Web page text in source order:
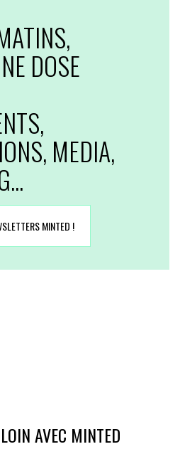
DOSE
MEDIA,
MINTED !
AVEC MINTED